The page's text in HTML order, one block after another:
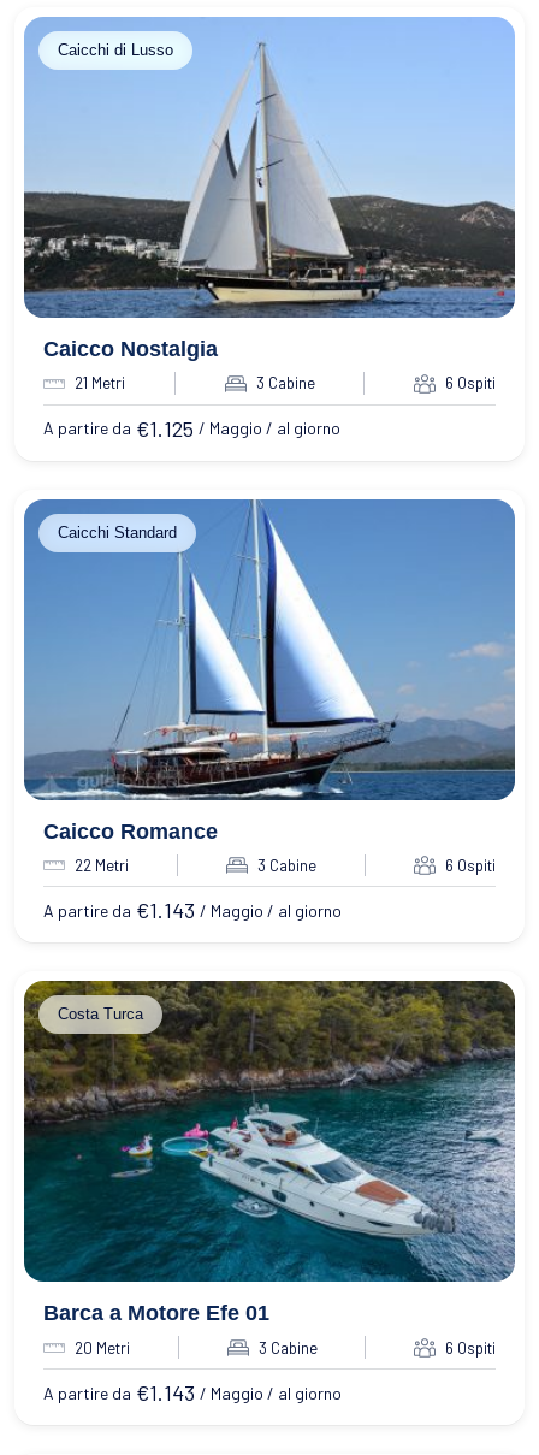
Caicchi di Lusso
Caicco Nostalgia
21 Metri 3 Cabine 6 Ospiti
A partire da €1.125 / Maggio / al giorno
Caicchi Standard
Caicco Romance
22 Metri 3 Cabine 6 Ospiti
A partire da €1.143 / Maggio / al giorno
Costa Turca
Barca a Motore Efe 01
20 Metri 3 Cabine 6 Ospiti
A partire da €1.143 / Maggio / al giorno